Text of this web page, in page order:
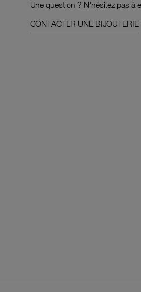
Une question ? N'hésitez pas à
CONTACTER UNE BIJOUTERIE